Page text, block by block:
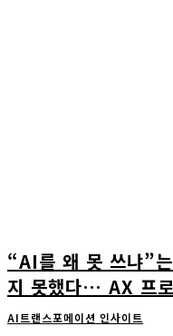
“AI를 왜 못 쓰냐”
지 못했다… AX 프
AI트랜스포메이션 인사이트